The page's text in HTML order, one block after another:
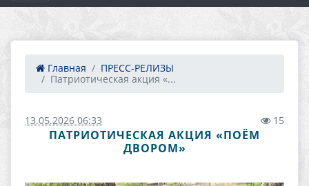
Главная
ПРЕСС-РЕЛИЗЫ
Патриотическая акция «...
13.05.2026 06:33 15
ПАТРИОТИЧЕСКАЯ АКЦИЯ «ПОЁМ
ДВОРОМ»